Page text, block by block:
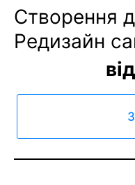
Створення
Редизайн
від